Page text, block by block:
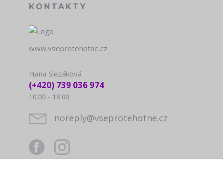
KONTAKTY
www.vseprotehotne.cz
Hana Slezáková
(+420) 739 036 974
10:00 - 18:00
noreply@vseprotehotne.cz